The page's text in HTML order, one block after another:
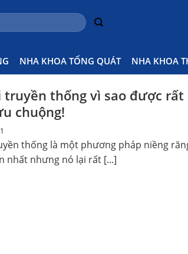
NHA KHOA TỔNG QUÁT NHA KHOA
Thống
truyền thống vì sao được rất
chuộng!
thống là một phương pháp niềng
nhất nhưng nó lại rất [...]